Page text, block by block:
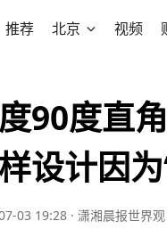
推荐 北京 视频
90度直
设计因
03 19:28 · 潇湘晨报世界观